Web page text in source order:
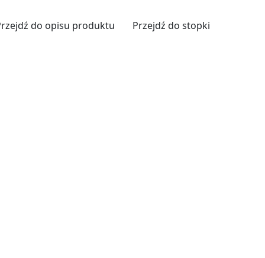
do opisu produktu Przejdź do stopki